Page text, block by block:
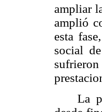
ampliar
amplió
esta
social
La